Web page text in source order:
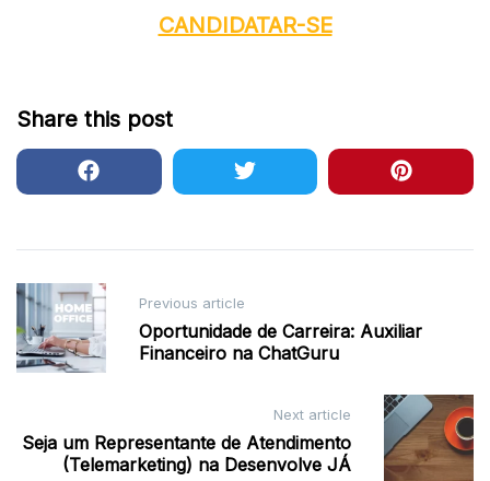
CANDIDATAR-SE
Share this post
Post
navigation
Previous article
Oportunidade de Carreira: Auxiliar
Financeiro na ChatGuru
Next article
Seja um Representante de Atendimento
(Telemarketing) na Desenvolve JÁ